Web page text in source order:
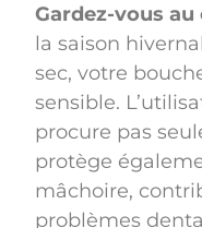
Gardez-vous
la saison
sec, votre
sensible.
procure pas
protège
mâchoire,
problèmes